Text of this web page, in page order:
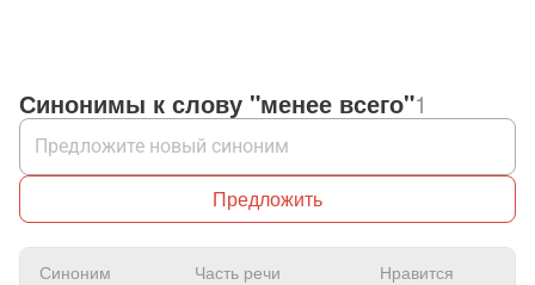
Синонимы к слову "менее всего"1
Предложить
Синоним Часть речи Нравится